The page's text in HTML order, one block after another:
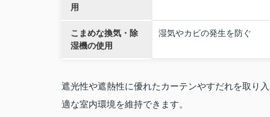
用
こまめな換気・除
湿機の使用
湿気やカビの発生を防ぐ
遮光性や遮熱性に優れたカーテンやすだれを取り
適な室内環境を維持できます。